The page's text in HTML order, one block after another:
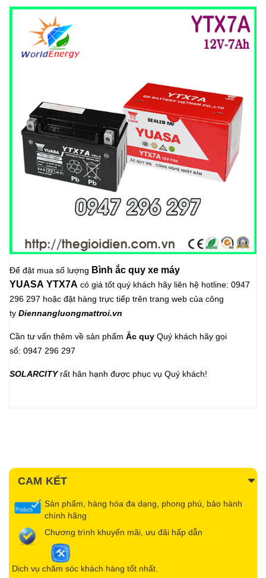
Để đặt mua số lượng Bình ắc quy xe máy
YUASA YTX7A có giá tốt quý khách hãy liên hệ hotline: 0947
296 297 hoặc đặt hàng trực tiếp trên trang web của công
ty Diennangluongmattroi.vn
Cần tư vấn thêm về sản phẩm Ắc quy Quý khách hãy gọi
số: 0947 296 297
SOLARCITYrất hân hạnh được phục vụ Quý khách!
CAM KẾT
Sản phẩm, hàng hóa đa dạng, phong phú, bảo hành
chính hãng
Chương trình khuyến mãi, ưu đãi hấp dẫn
Dịch vụ chăm sóc khách hàng tốt nhất.